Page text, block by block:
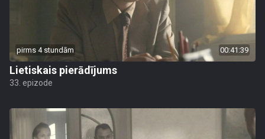
pirms 4 stundām 00:41:39
Lietiskais pierādījums
33. epizode